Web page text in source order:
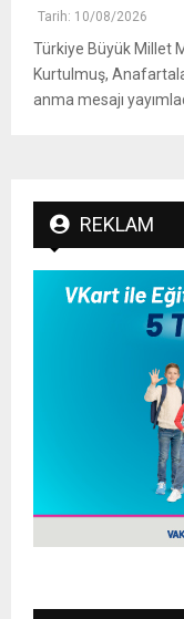
Tarih: 10/08/2026
Türkiye Büyük Millet
Kurtulmuş,
anma mesajı
REKLAM